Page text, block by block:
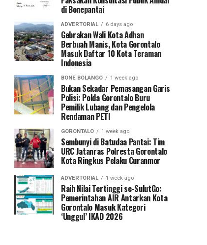
di Bonepantai
ADVERTORIAL 6 days ago
Gebrakan Wali Kota Adhan
Berbuah Manis, Kota Gorontalo
Masuk Daftar 10 Kota Teraman
Indonesia
BONE BOLANGO 1 week ago
Bukan Sekadar Pemasangan Garis
Polisi: Polda Gorontalo Buru
Pemilik Lubang dan Pengelola
Rendaman PETI
GORONTALO 1 week ago
Sembunyi di Batudaa Pantai: Tim
URC Jatanras Polresta Gorontalo
Kota Ringkus Pelaku Curanmor
ADVERTORIAL 1 week ago
Raih Nilai Tertinggi se-SulutGo:
Pemerintahan AIR Antarkan Kota
Gorontalo Masuk Kategori
‘Unggul’ IKAD 2026